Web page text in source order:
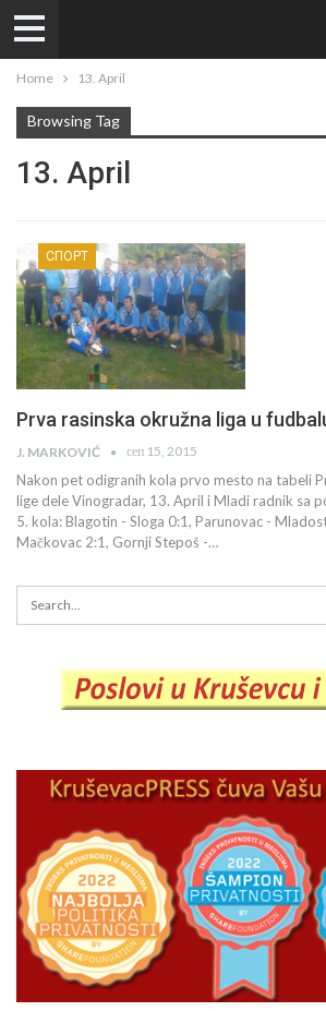
Home 13. April
Browsing Tag
13. April
СПОРТ
Prva rasinska okružna liga u
J. MARKOVIĆ сеп 15, 2015
Nakon pet odigranih kola prvo mesto na tabeli
lige dele Vinogradar, 13. April i Mladi radnik sa
5. kola: Blagotin - Sloga 0:1, Parunovac -
Mačkovac 2:1, Gornji Stepoš -…